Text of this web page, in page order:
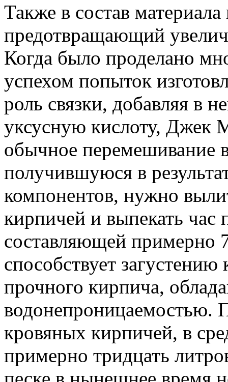
Также в состав
предотвращающий
Когда было проделано
успехом попыток
роль связки, добавляя в
уксусную кислоту, Джек
обычное перемешивание
получившуюся в
компонентов, нужно
кирпичей и выпекать час
составляющей примерно
способствует
прочного кирпича,
водонепроницаемостью.
кровяных кирпичей, в
примерно тридцать